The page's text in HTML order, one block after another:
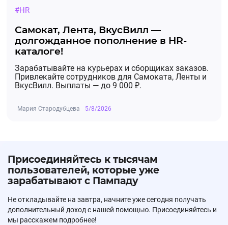
#HR
Самокат, Лента, ВкусВилл —
долгожданное пополнение в HR-
каталоге!
Зарабатывайте на курьерах и сборщиках заказов.
Привлекайте сотрудников для Самоката, Ленты и
ВкусВилл. Выплаты — до 9 000 ₽.
Мария Стародубцева 5/8/2026
Присоединяйтесь к тысячам
пользователей, которые уже
зарабатывают с Пампаду
Не откладывайте на завтра, начните уже сегодня получать
дополнительный доход с нашей помощью. Присоединяйтесь и
мы расскажем подробнее!